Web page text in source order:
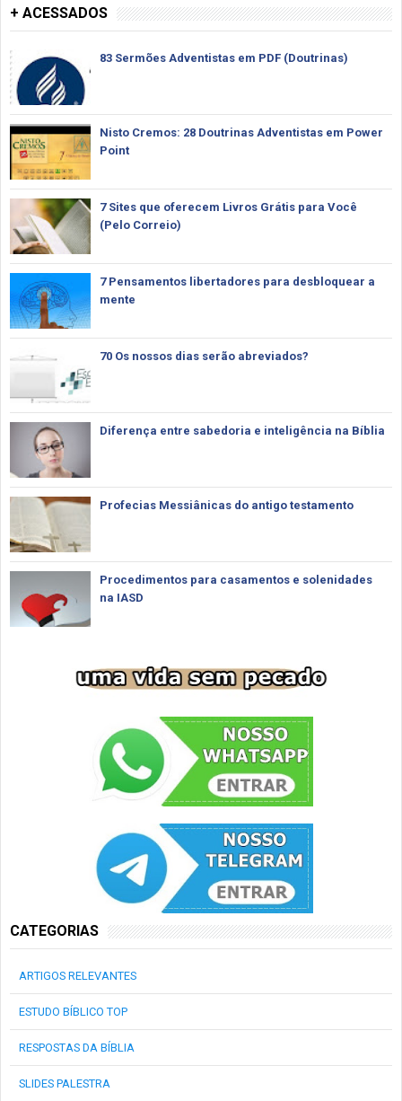
+ ACESSADOS
83 Sermões Adventistas em PDF (Doutrinas)
Nisto Cremos: 28 Doutrinas Adventistas em Power
Point
7 Sites que oferecem Livros Grátis para Você
(Pelo Correio)
7 Pensamentos libertadores para desbloquear a
mente
70 Os nossos dias serão abreviados?
Diferença entre sabedoria e inteligência na Bíblia
Profecias Messiânicas do antigo testamento
Procedimentos para casamentos e solenidades
na IASD
CATEGORIAS
ARTIGOS RELEVANTES
ESTUDO BÍBLICO TOP
RESPOSTAS DA BÍBLIA
SLIDES PALESTRA